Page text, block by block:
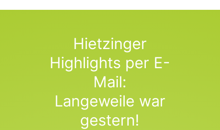
Hietzinger
Highlights per E-
Mail:
Langeweile war
gestern!